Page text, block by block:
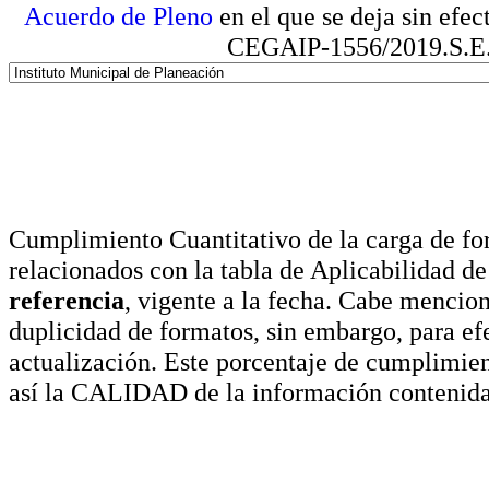
Acuerdo de Pleno en el que se deja sin
CEGAIP-1556/
Cumplimiento Cuantitativo de la carga de
relacionados con la tabla de Aplicabilidad
referencia, vigente a la fecha. Cabe
duplicidad de formatos, sin embargo, para
actualización. Este porcentaje de
así la CALIDAD de la información